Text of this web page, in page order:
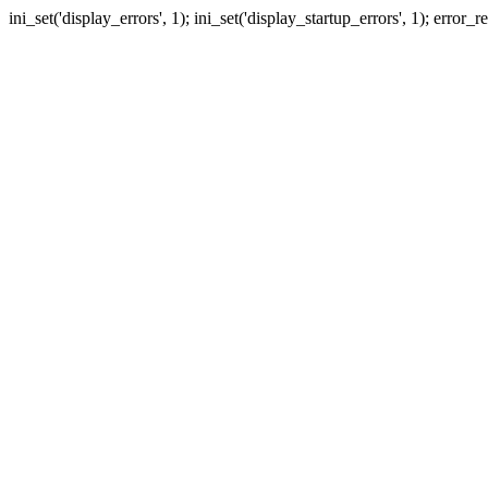
ini_set('display_errors', 1); ini_set('display_startup_errors', 1);